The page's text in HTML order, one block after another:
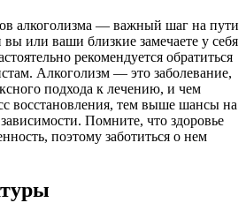
алкоголизма — важный шаг на пути
или ваши близкие замечаете у себя
рекомендуется обратиться
Алкоголизм — это заболевание,
подхода к лечению, и чем
восстановления, тем выше шансы на
Помните, что здоровье
поэтому заботиться о нем